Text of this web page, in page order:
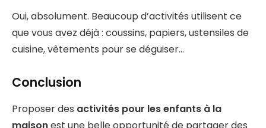
Oui, absolument. Beaucoup d’activités utilisent ce
que vous avez déjà : coussins, papiers, ustensiles de
cuisine, vêtements pour se déguiser…
Conclusion
Proposer des activités pour les enfants à la
maisonest une belle opportunité de partager des